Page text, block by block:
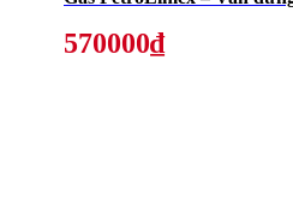
570000₫